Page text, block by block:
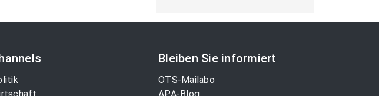
Bleiben Sie informiert
OTS-Mailabo